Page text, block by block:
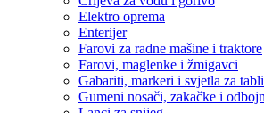
Elektro oprema
Enterijer
Farovi za radne mašine i traktore
Farovi, maglenke i žmigavci
Gabariti, markeri i svjetla za
Gumeni nosači, zakačke i